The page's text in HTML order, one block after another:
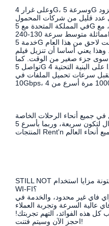
وعلى غرار 4G، وسرعة 5G غالبا ما تعتمد في جزء منها على مزود
عدد قليل من شركات المحمول
في المملكة المتحدة مع 5G حاليا، مع EE وفودافون تقدم تقديرات
مماثلة متوسط ​​سرعة 130-240Mbps. أعلنت ثلاث أنه عندما تطلق
خدمة 5G المملكة المتحدة الخاصة في وقت لاحق من هذا العام
يعني أساسا أن تنزيل فيلم
سوى جزء صغير من الوقت. كما
تواصل 5G أن تتطور وتصبح أقل اعتمادا على البنية التحتية 4G،
سرعات تحميل الملفات في
جميع أنحاء الرحلات الخاصة
بك وتريد أن الاتصال لتكون سريعة، وربما بأسرع 5G، حاول
STILL NOT مفتونة مزايا استخدام RENT 'N CONNECT المحمولة
WI-FI؟
فاي غير محدود، والخدمة في
واي فاي عالية السرعة وتجربة العملاء
كل هذه الفوائد، التهم تجربتك!
احجز الآن وسيتم فتنت!